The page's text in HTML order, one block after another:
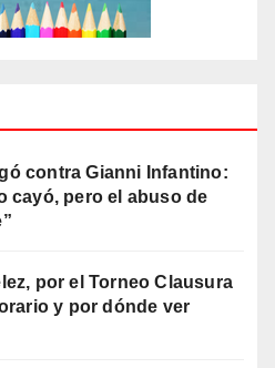
contra Gianni Infantino:
cayó, pero el abuso de
por el Torneo Clausura
y por dónde ver